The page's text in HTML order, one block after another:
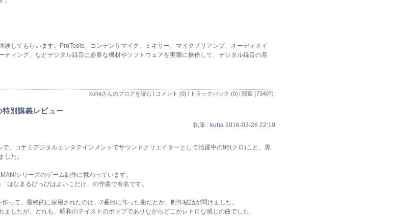
してもらいます。ProTools、コンデンサマイク、ミキサー、マイクプリアンプ、オーディオイ
ティング、などデジタル録音に必要な機材やソフトウェアを実際に操作して、デジタル録音の基
kuhaさんのブログを読む コメント (0) トラックバック (0) 閲覧 (73407)
別講義レビュー
執筆 : kuha 2016-03-26 22:19
、コナミデジタルエンタテインメントでサウンドクリエイターとして活躍中の96(クロ)こと、黒
た。
シリーズのゲーム制作に携わっています。
はなまるぴっぴはよいこだけ」の作曲で有名です。
って、最終的に採用されたのは、2番目に作った曲だとか、制作秘話が聞けました。
したが、どれも、昭和のテイストのポップでありながらどこかレトロな感じの曲でした。